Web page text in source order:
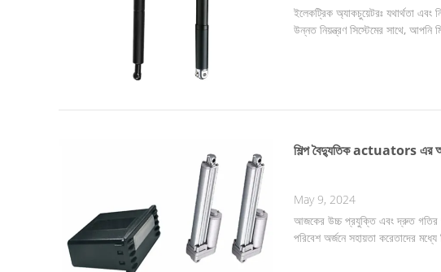
ইলেকট্রিক অ্যাকচুয়েটরঃ যথার্থতা
উন্নত নিয়ন্ত্রণ সিস্টেমের সাথে, আপনি
শিল্প বৈদ্যুতিক actuators এর
May 9, 2024
আজকের উচ্চ প্রযুক্তি এবং দ্রুত গতির
পরিবেশ অর্জনে সহায়তা করেতাদের